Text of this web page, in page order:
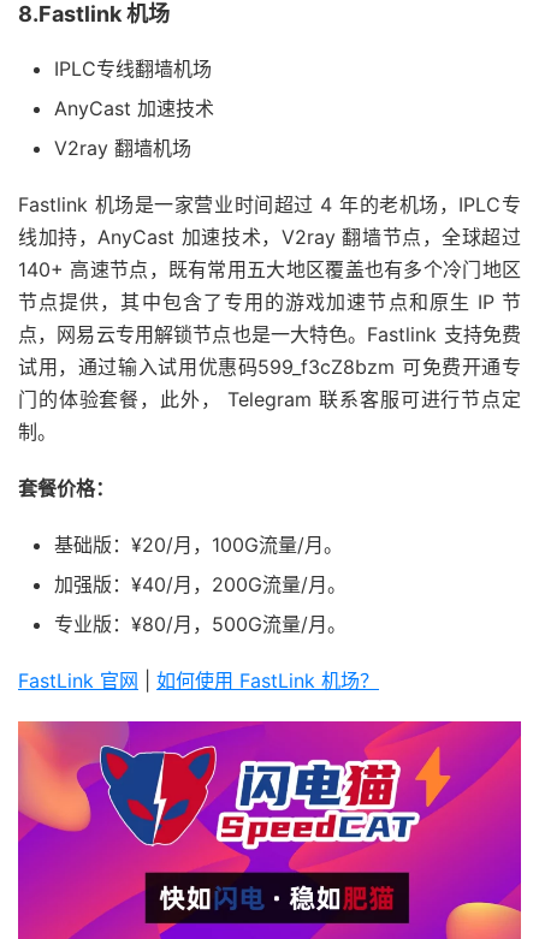
8.Fastlink 机场
IPLC专线翻墙机场
AnyCast 加速技术
V2ray 翻墙机场
Fastlink 机场是一家营业时间超过 4 年的老机场，IPLC专
线加持，AnyCast 加速技术，V2ray 翻墙节点，全球超过
140+ 高速节点，既有常用五大地区覆盖也有多个冷门地区
节点提供，其中包含了专用的游戏加速节点和原生 IP 节
点，网易云专用解锁节点也是一大特色。Fastlink 支持免费
试用，通过输入试用优惠码599_f3cZ8bzm 可免费开通专
门的体验套餐，此外， Telegram 联系客服可进行节点定
制。
套餐价格：
基础版：¥20/月，100G流量/月。
加强版：¥40/月，200G流量/月。
专业版：¥80/月，500G流量/月。
FastLink 官网 如何使用 FastLink 机场？